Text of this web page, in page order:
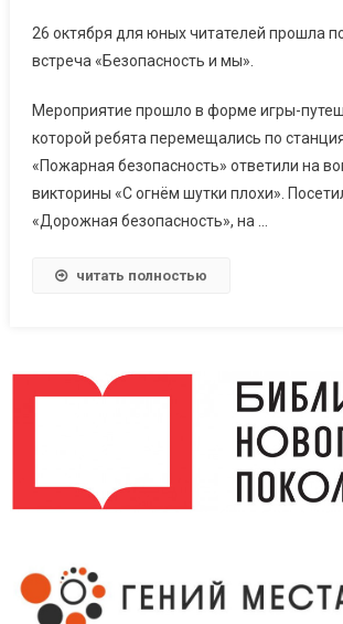
26 октября для юных читателей прошла
встреча «Безопасность и мы».
Мероприятие прошло в форме игры-
которой ребята перемещались по
«Пожарная безопасность» ответили на
викторины «С огнём шутки плохи».
«Дорожная безопасность», на …
читать полностью